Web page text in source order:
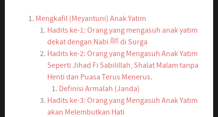
Mengkafil (Meyantuni) Anak Yatim
Hadits ke-1: Orang yang mengasuh anak yatim
dekat dengan Nabi ﷺ di Surga
Hadits ke-2: Orang yang Mengasuh Anak Yatim
Seperti Jihad Fi Sabilillah, Shalat Malam tanpa
Henti dan Puasa Terus Menerus.
Definisi Armalah (Janda)
Hadits ke-3: Orang yang Mengasuh Anak Yatim
akan Melembutkan Hati